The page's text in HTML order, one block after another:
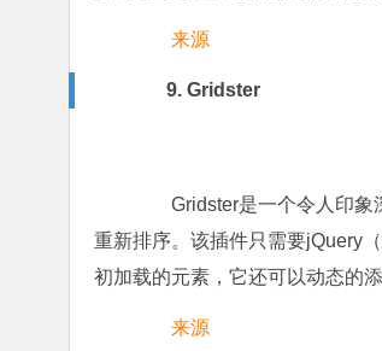
来源
9. Gridster
Gridster是一个令人印象深
重新排序。该插件只需要jQuery
初加载的元素，它还可以动态的
来源